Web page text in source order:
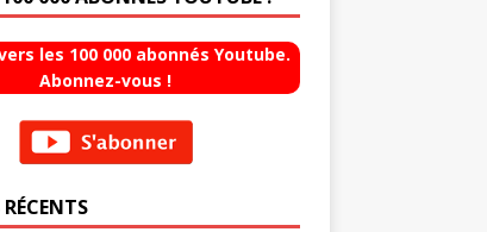
les 100 000 abonnés Youtube.
Abonnez-vous !